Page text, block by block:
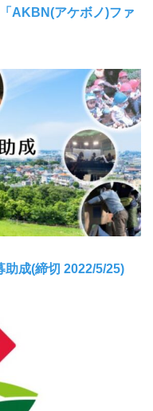
AKBN(アケボノ)ファ
助成(締切 2022/5/25)